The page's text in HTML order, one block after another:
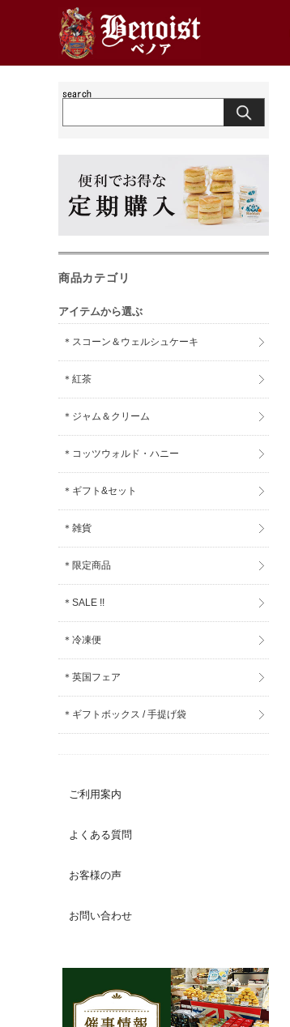
商品カテゴリ
アイテムから選ぶ
＊スコーン＆ウェルシュケーキ
＊紅茶
＊ジャム＆クリーム
＊コッツウォルド・ハニー
＊ギフト&セット
＊雑貨
＊限定商品
＊SALE !!
＊冷凍便
＊英国フェア
＊ギフトボックス / 手提げ袋
ご利用案内
よくある質問
お客様の声
お問い合わせ